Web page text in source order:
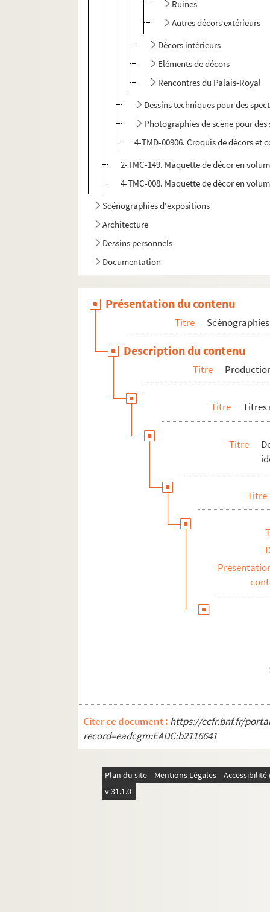
Ruines
Autres décors extérieurs
Décors intérieurs
Eléments de décors
Rencontres du Palais-Royal
Dessins techniques pour des
Photographies de scène pour
4-TMD-00906. Croquis de décors et
2-TMC-149. Maquette de décor en
4-TMC-008. Maquette de décor en
Scénographies d'expositions
Architecture
Dessins personnels
Documentation
Présentation du contenu
Titre
Description du contenu
Titre
Titre Titres
Titre
Titre
Citer ce document : https://ccfr.bnf.fr/
record=eadcgm:EADC:b2116641
Plan du site Mentions Légales
v 31.1.0